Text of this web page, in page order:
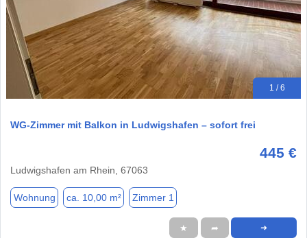
1 / 6
WG-Zimmer mit Balkon in Ludwigshafen – sofort frei
445 €
Ludwigshafen am Rhein, 67063
Wohnung ca. 10,00 m² Zimmer 1
★ ➦ ➜